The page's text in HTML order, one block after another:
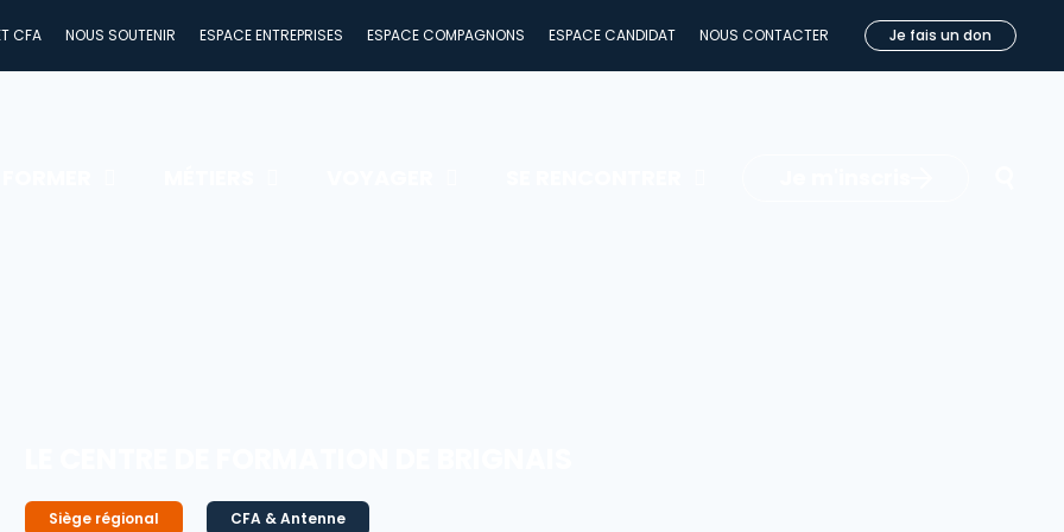
CFA NOUS SOUTENIR ESPACE ENTREPRISES ESPACE COMPAGNONS ESPACE CANDIDAT NOUS CONTACTER Je fais un don
CFA NOUS SOUTENIR ESPACE ENTREPRISES ESPACE COMPAGNONS ESPACE CANDIDAT NOUS CONTACTER Je fais un don
Siège régional CFA & Antenne